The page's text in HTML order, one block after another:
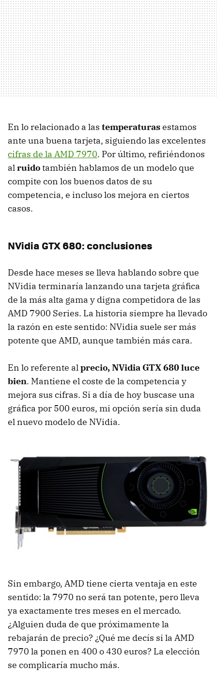
En lo relacionado a las temperaturasestamos
ante una buena tarjeta, siguiendo las excelentes
cifras de la AMD 7970. Por último, refiriéndonos
alruidotambién hablamos de un modelo que
compite con los buenos datos de su
competencia, e incluso los mejora en ciertos
casos.
NVidiaGTX680: conclusiones
Desde hace meses se lleva hablando sobre que
NVidia terminaría lanzando una tarjeta gráfica
de la más alta gama y digna competidora de las
AMD 7900 Series. La historia siempre ha llevado
la razón en este sentido: NVidia suele ser más
potente que AMD, aunque también más cara.
En lo referente alprecio, NVidia GTX680 luce
bien. Mantiene el coste de la competencia y
mejora sus cifras. Si a día de hoy buscase una
gráfica por 500 euros, mi opción sería sin duda
el nuevo modelo de NVidia.
Sin embargo, AMD tiene cierta ventaja en este
sentido: la 7970 no será tan potente, pero lleva
ya exactamente tres meses en el mercado.
¿Alguien duda de que próximamente la
rebajarán de precio? ¿Qué me decís si la AMD
7970 la ponen en 400 o 430 euros? La elección
se complicaría mucho más.